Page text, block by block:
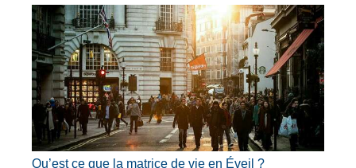
Qu’est ce que la matrice de vie en Éveil ?